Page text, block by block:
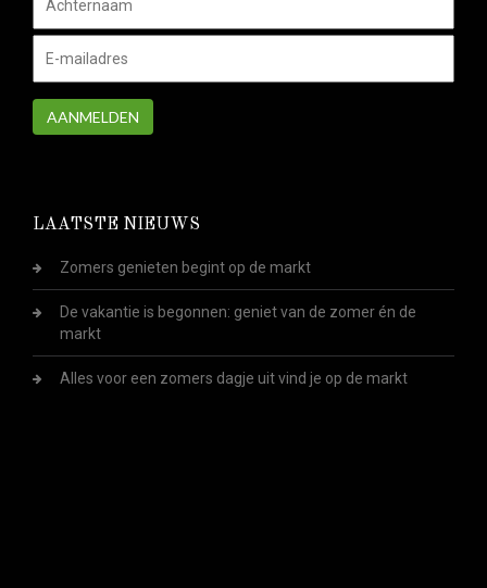
AANMELDEN
LAATSTE NIEUWS
Zomers genieten begint op de markt
De vakantie is begonnen: geniet van de zomer én de
markt
Alles voor een zomers dagje uit vind je op de markt